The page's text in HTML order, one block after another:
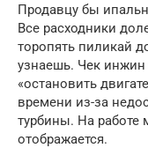
Продавцу бы
Все расходники
торопять пиликай
узнаешь. Чек инжин
«остановить
времени из-за
турбины. На
отображается.